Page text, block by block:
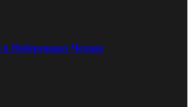
Набережных Челнах